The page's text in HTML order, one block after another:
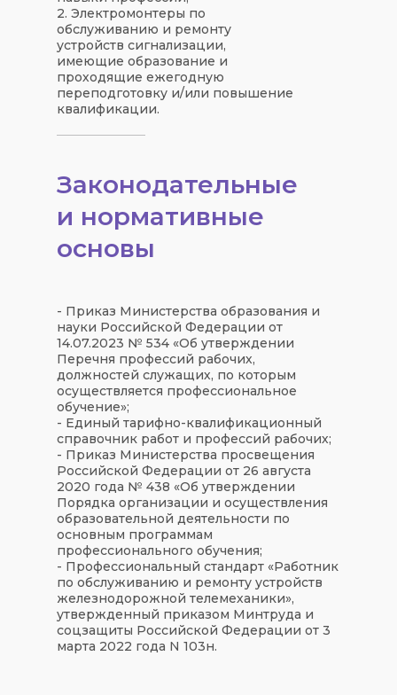
2. Электромонтеры по
обслуживанию и ремонту
устройств сигнализации,
имеющие образование и
проходящие ежегодную
переподготовку и/или повышение
квалификации.
Законодательные
и нормативные
основы
- Приказ Министерства образования и
науки Российской Федерации от
14.07.2023 № 534 «Об утверждении
Перечня профессий рабочих,
должностей служащих, по которым
осуществляется профессиональное
обучение»;
- Единый тарифно-квалификационный
справочник работ и профессий рабочих;
- Приказ Министерства просвещения
Российской Федерации от 26 августа
2020 года № 438 «Об утверждении
Порядка организации и осуществления
образовательной деятельности по
основным программам
профессионального обучения;
- Профессиональный стандарт «Работник
по обслуживанию и ремонту устройств
железнодорожной телемеханики»,
утвержденный приказом Минтруда и
соцзащиты Российской Федерации от 3
марта 2022 года N 103н.